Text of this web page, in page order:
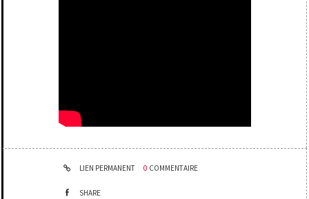
LIEN PERMANENT 0 COMMENTAIRE
SHARE